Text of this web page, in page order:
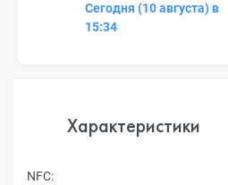
Сегодня (10 августа) в
15:34
Характеристики
NFC: